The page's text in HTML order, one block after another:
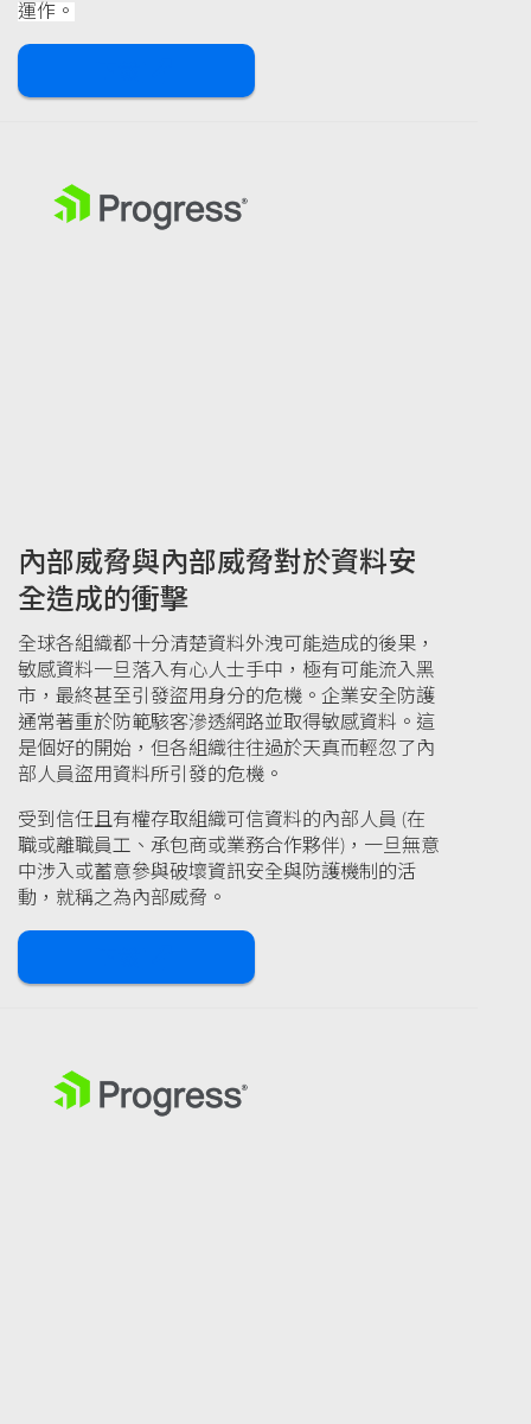
運作。
內部威脅與內部威脅對於資料安
全造成的衝擊
全球各組織都十分清楚資料外洩可能造成的後果，
敏感資料一旦落入有心人士手中，極有可能流入黑
市，最終甚至引發盜用身分的危機。企業安全防護
通常著重於防範駭客滲透網路並取得敏感資料。這
是個好的開始，但各組織往往過於天真而輕忽了內
部人員盜用資料所引發的危機。
受到信任且有權存取組織可信資料的內部人員 (在
職或離職員工、承包商或業務合作夥伴)，一旦無意
中涉入或蓄意參與破壞資訊安全與防護機制的活
動，就稱之為內部威脅。